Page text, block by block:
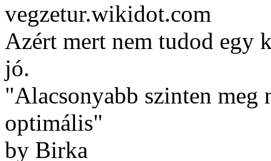
vegzetur.wikidot.com
Azért mert nem tudod egy
jó.
"Alacsonyabb szinten meg
optimális"
by Birka